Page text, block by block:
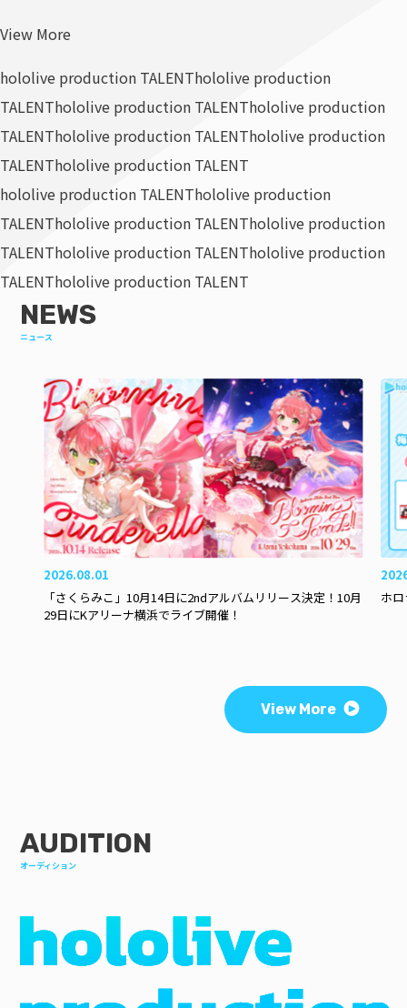
View More
hololive production TALENThololive production
TALENThololive production TALENThololive production
TALENThololive production TALENThololive production
TALENThololive production TALENT
hololive production TALENThololive production
TALENThololive production TALENThololive production
TALENThololive production TALENThololive production
TALENThololive production TALENT
NEWS
ニュース
2026.08.01
「さくらみこ」10月14日に2ndアルバムリリース決定！10月
29日にKアリーナ横浜でライブ開催！
ホ
View More
AUDITION
オーディション